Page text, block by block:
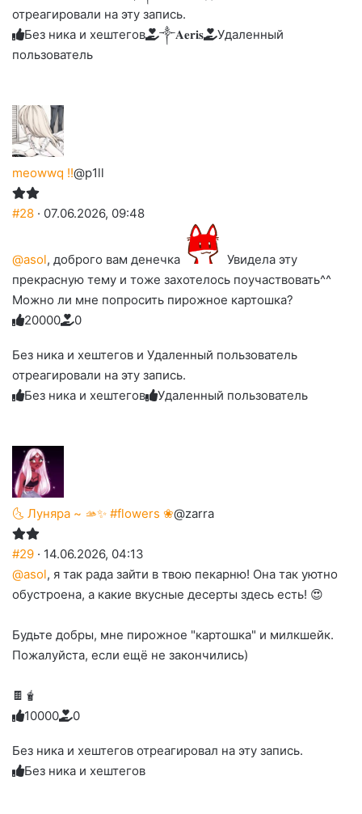
до
слез
отреагировали на эту запись.
Без ника и хештегов
༒︎𝐀𝐞𝐫𝐢𝐬
Удаленный
пользователь
meowwq !!@p1ll
#28 · 07.06.2026, 09:48
@asol, доброго вам денечка
Увидела эту
прекрасную тему и тоже захотелось поучаствовать^^
Можно ли мне попросить пирожное картошка?
Голосуйте
вверх.
2
Нажмите
реакцию:
0
Нажмите
реакцию:
до
слез
0
Нажмите
реакцию:
0
Нажмите
реакцию:
0
Нажмите
благодарю
0
Без ника и хештегов и Удаленный пользователь
отреагировали на эту запись.
Без ника и хештегов
Удаленный пользователь
🌜 Луняра ~ 🫴✨ #flowers ❀@zarra
#29 · 14.06.2026, 04:13
@asol, я так рада зайти в твою пекарню! Она так уютно
обустроена, а какие вкусные десерты здесь есть! 😍
Будьте добры, мне пирожное "картошка" и милкшейк.
Пожалуйста, если ещë не закончились)
🍫🧋
Голосуйте
вверх.
1
Нажмите
реакцию:
0
Нажмите
реакцию:
до
0
Нажмите
реакцию:
0
Нажмите
реакцию:
0
Нажмите
благодарю
0
Без ника и хештегов отреагировал на эту запись.
Без ника и хештегов